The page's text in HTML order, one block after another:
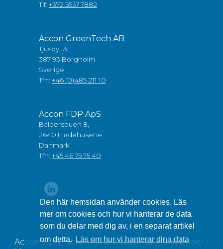
Den här hemsidan använder cookies. Läs
mer om cookies och hur vi hanterar de data
som du delar med dig av, i en separat artikel
om detta.Läs om hur vi hanterar dina data
Tlf: +372 5557 7882
Accon GreenTech AB
Tjusby 13,
387 93 Borgholm
Sverige
Tfn: +46 (0)485 211 10
Accon FDP ApS
Baldersbuen 8,
2640 Hedehusene
Danmark
Tfn: +45 46 75 75 40
Accon äger rätten till allt material (text, bilder /